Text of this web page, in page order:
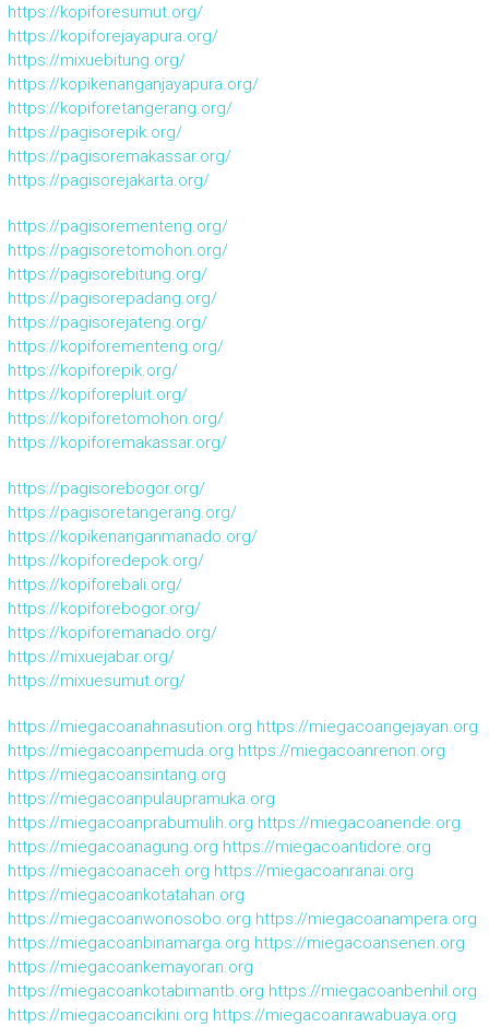
https://kopiforesumut.org/
https://kopiforejayapura.org/
https://mixuebitung.org/
https://kopikenanganjayapura.org/
https://kopiforetangerang.org/
https://pagisorepik.org/
https://pagisoremakassar.org/
https://pagisorejakarta.org/
https://pagisorementeng.org/
https://pagisoretomohon.org/
https://pagisorebitung.org/
https://pagisorepadang.org/
https://pagisorejateng.org/
https://kopiforementeng.org/
https://kopiforepik.org/
https://kopiforepluit.org/
https://kopiforetomohon.org/
https://kopiforemakassar.org/
https://pagisorebogor.org/
https://pagisoretangerang.org/
https://kopikenanganmanado.org/
https://kopiforedepok.org/
https://kopiforebali.org/
https://kopiforebogor.org/
https://kopiforemanado.org/
https://mixuejabar.org/
https://mixuesumut.org/
https://miegacoanahnasution.org https://miegacoangejayan.org
https://miegacoanpemuda.org https://miegacoanrenon.org
https://miegacoansintang.org
https://miegacoanpulaupramuka.org
https://miegacoanprabumulih.org https://miegacoanende.org
https://miegacoanagung.org https://miegacoantidore.org
https://miegacoanaceh.org https://miegacoanranai.org
https://miegacoankotatahan.org
https://miegacoanwonosobo.org https://miegacoanampera.org
https://miegacoanbinamarga.org https://miegacoansenen.org
https://miegacoankemayoran.org
https://miegacoankotabimantb.org https://miegacoanbenhil.org
https://miegacoancikini.org https://miegacoanrawabuaya.org